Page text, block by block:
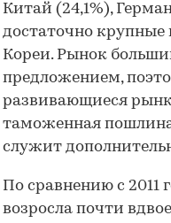
Китай (24,1%),
достаточно
Кореи. Рынок
предложением,
развивающиеся
таможенная пошлина
служит
По сравнению с
возросла почти